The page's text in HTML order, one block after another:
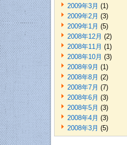
2009年3月 (1)
2009年2月 (3)
2009年1月 (5)
2008年12月 (2)
2008年11月 (1)
2008年10月 (3)
2008年9月 (1)
2008年8月 (2)
2008年7月 (7)
2008年6月 (3)
2008年5月 (3)
2008年4月 (3)
2008年3月 (5)